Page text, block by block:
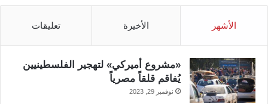
الأشهر الأخيرة تعليقات
«مشروع أميركي» لتهجير الفلسطينيين
يُفاقم قلقاً مصرياً
نوفمبر 29, 2023